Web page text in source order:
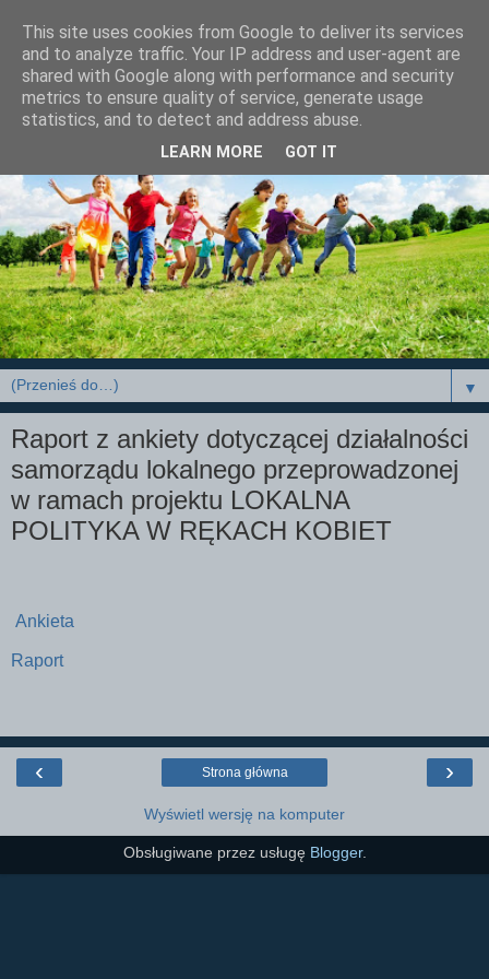
▼
Raport z ankiety dotyczącej działalności
samorządu lokalnego przeprowadzonej
w ramach projektu LOKALNA
POLITYKA W RĘKACH KOBIET
Ankieta
Raport
‹ ›
Strona główna
Wyświetl wersję na komputer
Obsługiwane przez usługę Blogger.
This site uses cookies from Google to deliver its services
and to analyze traffic. Your IP address and user-agent are
shared with Google along with performance and security
metrics to ensure quality of service, generate usage
statistics, and to detect and address abuse.
LEARN MORE GOT IT